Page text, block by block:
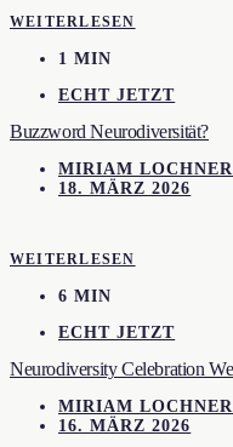
WEITERLESEN
1 MIN
ECHT JETZT
Buzzword Neurodiversität?
MIRIAM LOCHNER
18. MÄRZ 2026
WEITERLESEN
6 MIN
ECHT JETZT
Neurodiversity Celebration
MIRIAM LOCHNER
16. MÄRZ 2026